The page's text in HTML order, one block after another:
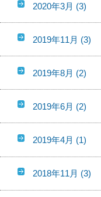
2020年3月 (3)
2019年11月 (3)
2019年8月 (2)
2019年6月 (2)
2019年4月 (1)
2018年11月 (3)